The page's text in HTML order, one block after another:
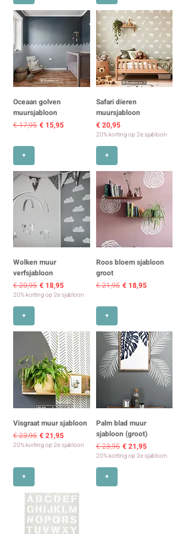
Oceaan golven
muursjabloon
Normale prijs
€ 17,95 Verkoopprijs
€ 15,95
+
Safari dieren
muursjabloon
Prijs
€ 20,95
20% korting op 2e sjabloon
+
Wolken muur
verfsjabloon
Normale prijs
€ 20,95 Verkoopprijs
€ 18,95
20% korting op 2e sjabloon
+
Roos bloem sjabloon
groot
Normale prijs
€ 21,95 Verkoopprijs
€ 18,95
+
Visgraat muur sjabloon
Normale prijs
€ 23,95 Verkoopprijs
€ 21,95
20% korting op 2e sjabloon
+
Palm blad muur
sjabloon (groot)
Normale prijs
€ 23,95 Verkoopprijs
€ 21,95
20% korting op 2e sjabloon
+